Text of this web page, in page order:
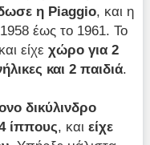
η Piaggio, και η
έως το 1961. Το
είχεχώρο για 2
και 2 παιδιά.
δικύλινδρο
ίππους, καιείχε